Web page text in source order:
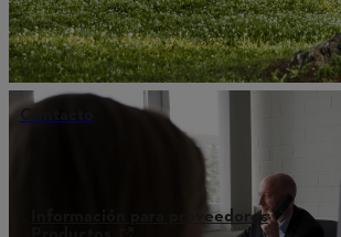
Contacto
Información para proveedores